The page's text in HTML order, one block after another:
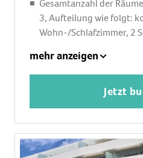
Gesamtanzahl der
3, Aufteilung wie folgt:
Wohn-/Schlafzimmer, 2
(180x200cm), 1
Babybett: ohne Gebühr,
Klimaanlage: ohne
zentral gesteuert, kalt
Safe: ohne Gebühr
mehr anzeigen
Jetzt